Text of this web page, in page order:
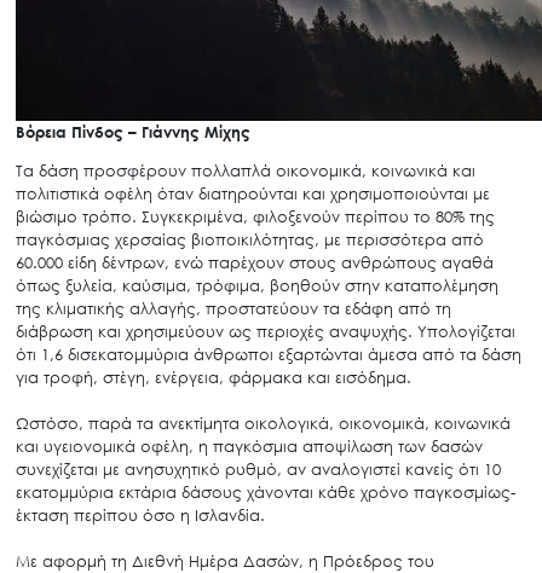
Βόρεια Πίνδος – Γιάννης Μίχης
Τα δάση προσφέρουν πολλαπλά οικονομικά, κοινωνικά και
πολιτιστικά οφέλη όταν διατηρούνται και χρησιμοποιούνται με
βιώσιμο τρόπο. Συγκεκριμένα, φιλοξενούν περίπου το 80% της
παγκόσμιας χερσαίας βιοποικιλότητας, με περισσότερα από
60.000 είδη δέντρων, ενώ παρέχουν στους ανθρώπους αγαθά
όπως ξυλεία, καύσιμα, τρόφιμα, βοηθούν στην καταπολέμηση
της κλιματικής αλλαγής, προστατεύουν τα εδάφη από τη
διάβρωση και χρησιμεύουν ως περιοχές αναψυχής. Υπολογίζεται
ότι 1,6 δισεκατομμύρια άνθρωποι εξαρτώνται άμεσα από τα δάση
για τροφή, στέγη, ενέργεια, φάρμακα και εισόδημα.
Ωστόσο, παρά τα ανεκτίμητα οικολογικά, οικονομικά, κοινωνικά
και υγειονομικά οφέλη, η παγκόσμια αποψίλωση των δασών
συνεχίζεται με ανησυχητικό ρυθμό, αν αναλογιστεί κανείς ότι 10
εκατομμύρια εκτάρια δάσους χάνονται κάθε χρόνο παγκοσμίως-
έκταση περίπου όσο η Ισλανδία.
Με αφορμή τη Διεθνή Ημέρα Δασών, η Πρόεδρος του